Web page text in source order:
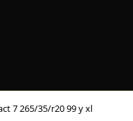
7 265/35/r20 99 y xl